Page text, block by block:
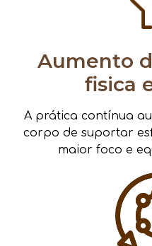
Aumento
fisica
A prática contínua
corpo de suportar
maior foco e